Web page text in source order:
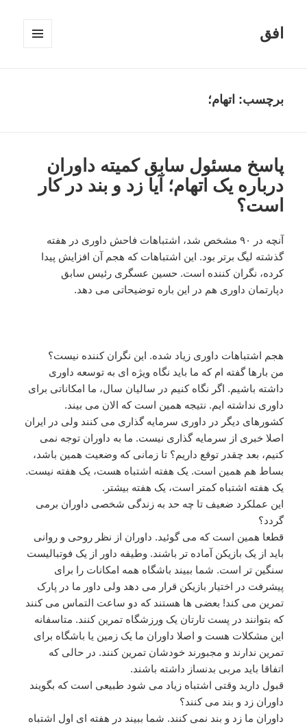
افق
برچسب: اتهام؛
پاسخ مسئول سابق کمیته داوران
درباره یک اتهام؛ آیا زد و بند در کار
است؟
آنچه در ۹۰ مشخص شد، اشتباهات فاحش داوری در هفته
گذشته لیگ برتر بود. این اشتباهات که هجم آن افزایش پیدا
کرده، نگران کننده است. حسین عسگری رئیس سابق
دپارتمان داوری هم در این باره توضیحاتی می دهد.
هجم اشتباهات داوری زیاد شده. این نگران کننده نیست؟
من بارها گفته ام که ما باید نگاه ویژه ای به توسعه داوری
داشته باشیم. اگر نگاه کنیم در سالیان سال، ما امکاناتی برای
داوری نداشته ایم. نتیجه همین است که الان می بیند.
کشورهای دیگر در داوری سرمایه گذاری می کنند ولی در ایران
اصلا خبری از سرمایه گذاری نیست. ما به داوران توجه نمی
کنیم، بعد چقدر توقع داریم؟ تا زمانی که وضعیت همین باشد،
بساط هم همین است. یک هفته اشتباه هست، یک هفته نیست.
یک هفته اشتباه کمتر است، یک هفته بیشتر.
این عملکرد ضعیف تا چه حد به زندگی شخصی داوران برمی
گردد؟
قطعا همین است که می گوئید. داوران از نظر روحی و روانی
باید از یک بازیکن آماده تر باشند. وطیفه داور از یک فوتبالیست
سنگین تر است. شما ببیند باشگاه همه امکانات را برای
پیشرفت در اختیار بازیکن قرار می دهد ولی داور ما در پارک
تمرین می کند! بعضی ها هستند که دو ساعت التماس می کنند
که بتوانند در پست تارتان یک ورزشگاه تمرین کنند. متاسفانه
این مشکلات هست و اصلا داوران ما یک زمین یا باشگاه برای
تمرین ندارند و مجبورند خودشان تمرین کنند. در حالی که
اتفاقا باید مربی بدنساز داشته باشند.
قبول دارید وقتی اشتباه زیاد می شود طبیعی است که بگویند
داوران زد و بند می کنند؟
داوران ما زد و بند نمی کنند. شما ببیند در هفته ای اول اشتباه